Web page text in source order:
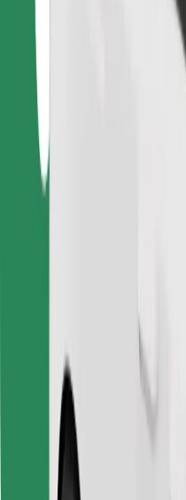
Замовляй поїздку
Завантажити